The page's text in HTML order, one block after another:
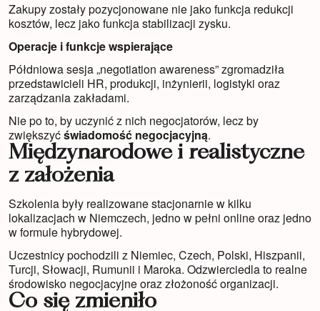
Zakupy zostały pozycjonowane nie jako funkcja redukcji
kosztów, lecz jako funkcja stabilizacji zysku.
Operacje i funkcje wspierające
Półdniowa sesja „negotiation awareness” zgromadziła
przedstawicieli HR, produkcji, inżynierii, logistyki oraz
zarządzania zakładami.
Nie po to, by uczynić z nich negocjatorów, lecz by
zwiększyćświadomość negocjacyjną.
Międzynarodowe i realistyczne
z założenia
Szkolenia były realizowane stacjonarnie w kilku
lokalizacjach w Niemczech, jedno w pełni online oraz jedno
w formule hybrydowej.
Uczestnicy pochodzili z Niemiec, Czech, Polski, Hiszpanii,
Turcji, Słowacji, Rumunii i Maroka. Odzwierciedla to realne
środowisko negocjacyjne oraz złożoność organizacji.
Co się zmieniło